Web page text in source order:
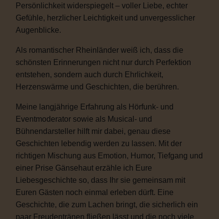
Persönlichkeit widerspiegelt – voller Liebe, echter
Gefühle, herzlicher Leichtigkeit und unvergesslicher
Augenblicke.
Als romantischer Rheinländer weiß ich, dass die
schönsten Erinnerungen nicht nur durch Perfektion
entstehen, sondern auch durch Ehrlichkeit,
Herzenswärme und Geschichten, die berühren.
Meine langjährige Erfahrung als Hörfunk- und
Eventmoderator sowie als Musical- und
Bühnendarsteller hilft mir dabei, genau diese
Geschichten lebendig werden zu lassen. Mit der
richtigen Mischung aus Emotion, Humor, Tiefgang und
einer Prise Gänsehaut erzähle ich Eure
Liebesgeschichte so, dass Ihr sie gemeinsam mit
Euren Gästen noch einmal erleben dürft. Eine
Geschichte, die zum Lachen bringt, die sicherlich ein
paar Freudentränen fließen lässt und die noch viele